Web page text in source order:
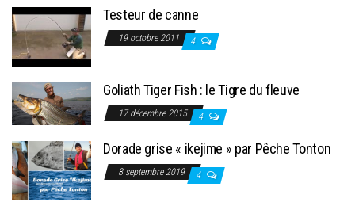
Testeur de canne
19 octobre 2011 4
Goliath Tiger Fish : le Tigre du fleuve
17 décembre 2015 4
Dorade grise « ikejime » par Pêche Tonton
8 septembre 2019 4